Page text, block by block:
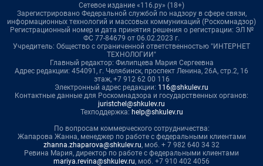
Сетевое издание «116.ру» (18+)
Зарегистрировано Федеральной службой по надзору в сфере связи,
информационных технологий и массовых коммуникаций (Роскомнадзор)
Регистрационный номер и дата принятия решения о регистрации: ЭЛ №
ФС 77-84679 от 06.02.2023 г.
Учредитель: Общество с ограниченной ответственностью "ИНТЕРНЕТ
ТЕХНОЛОГИИ"
Главный редактор: Филипцева Мария Сергеевна
Адрес редакции: 454091, г. Челябинск, проспект Ленина, 26А, стр.2, 16
этаж, +7 912 62 00 116
Электронный адрес редакции: 116@shkulev.ru
Контактные данные для Роскомнадзора и государственных органов:
juristchel@shkulev.ru
Техподдержка: help@shkulev.ru
По вопросам коммерческого сотрудничества:
Жапарова Жанна, менеджер по работе с федеральными клиентами
zhanna.zhaparova@shkulev.ru, моб. + 7 982 640 34 32
Ревина Мария, директор по работе с федеральными клиентами
mariya.revina@shkulev.ru, моб. +7 910 402 4056